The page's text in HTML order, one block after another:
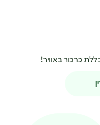
כרכור באוויר!